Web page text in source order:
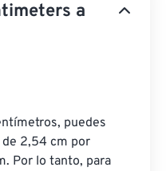
a
puedes
2,54 cm por
Por lo tanto, para